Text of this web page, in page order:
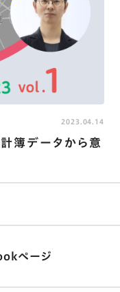
簿データから意
2023.04.14
ページ